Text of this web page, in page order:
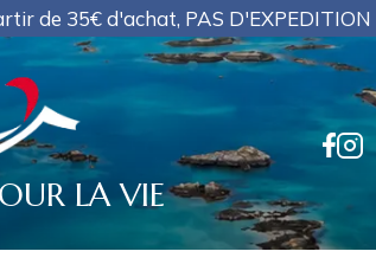
D'EXPEDITION DU 1er AU 23 AOUT
LA VIE